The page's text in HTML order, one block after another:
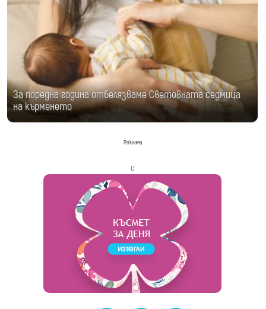
За поредна година отбелязваме Световната седмица
на кърменето
Реклама
с